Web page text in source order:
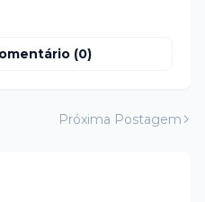
(0)
Próxima Postagem